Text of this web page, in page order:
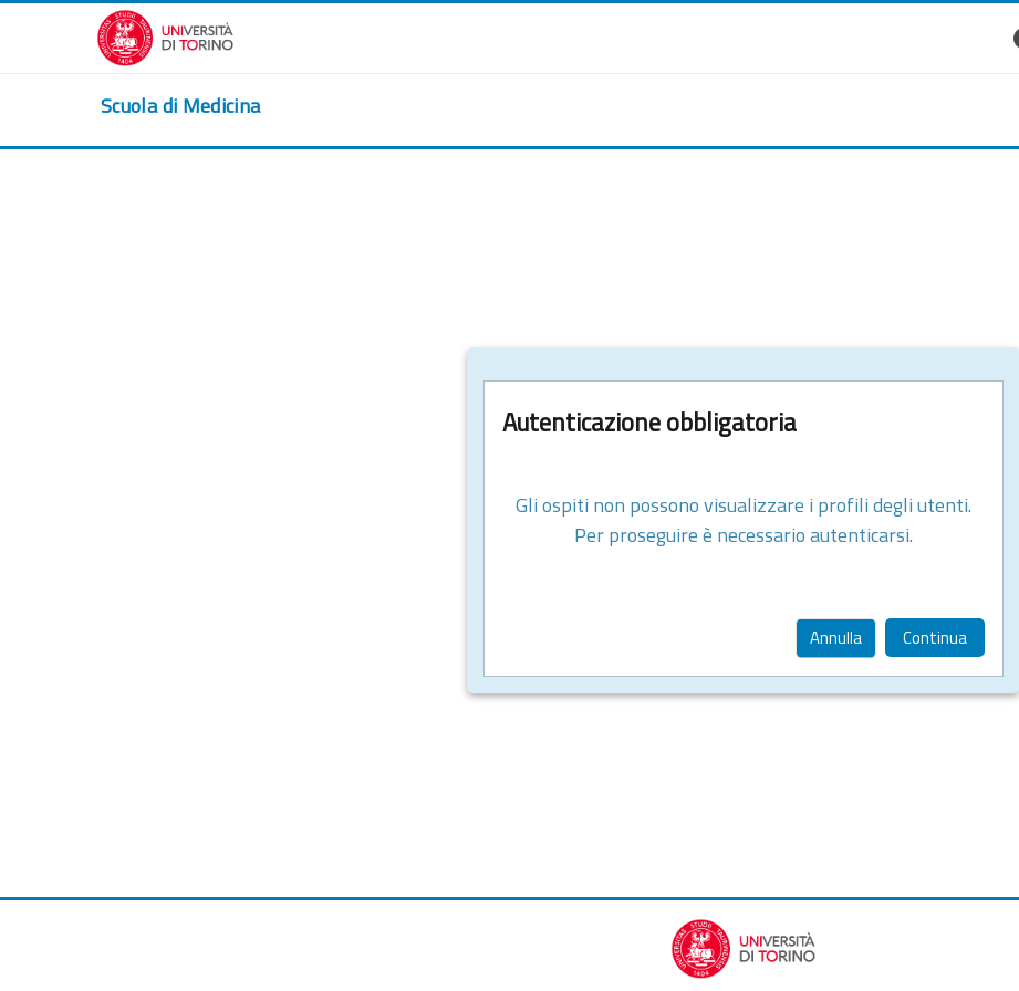
Vai al contenuto principale
Scuola di Medicina
Autenticazione obbligatoria
Gli ospiti non possono visualizzare i profili degli utenti.
Per proseguire è necessario autenticarsi.
Annulla Continua